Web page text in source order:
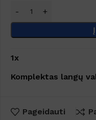
1x
Komplektas langų
Pageidauti